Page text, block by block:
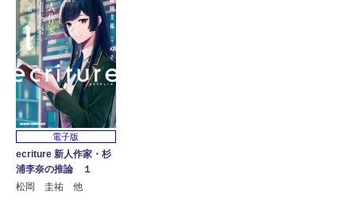
電子版
ecriture 新人作家・杉
浦李奈の推論 １
松岡 圭祐 他